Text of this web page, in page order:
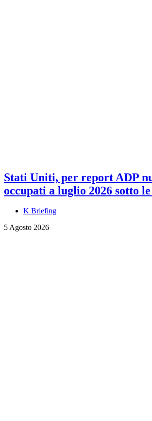
Stati Uniti, per report ADP
occupati a luglio 2026 sotto le
K Briefing
5 Agosto 2026